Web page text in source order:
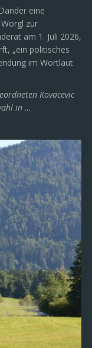
eine
zur
am 1. Juli 2026,
„ein politisches
im Wortlaut
Kovacevic
in …